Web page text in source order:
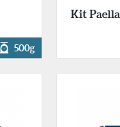
500g
Kit Paella